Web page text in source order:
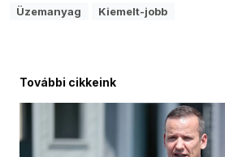
Üzemanyag
Kiemelt-jobb
További cikkeink